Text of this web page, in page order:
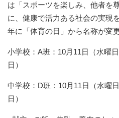
は「スポーツを楽しみ、他者を
に、健康で活力ある社会の実現
年に「体育の日」から名称が変
小学校：A班：10月11日（水曜
日）
中学校：D班：10月11日（水曜
日）